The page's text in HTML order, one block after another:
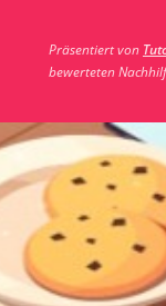
Präsentiert von
bewerteten